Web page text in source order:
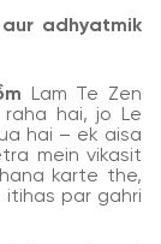
aur adhyatmik
Lam Te Zen
hai, jo Le
hai – ek aisa
mein vikasit
karte the,
itihas par gahri